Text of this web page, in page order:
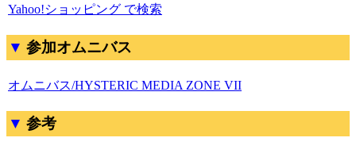
Yahoo!ショッピング で検索
参加オムニバス
オムニバス/HYSTERIC MEDIA ZONE VII
参考